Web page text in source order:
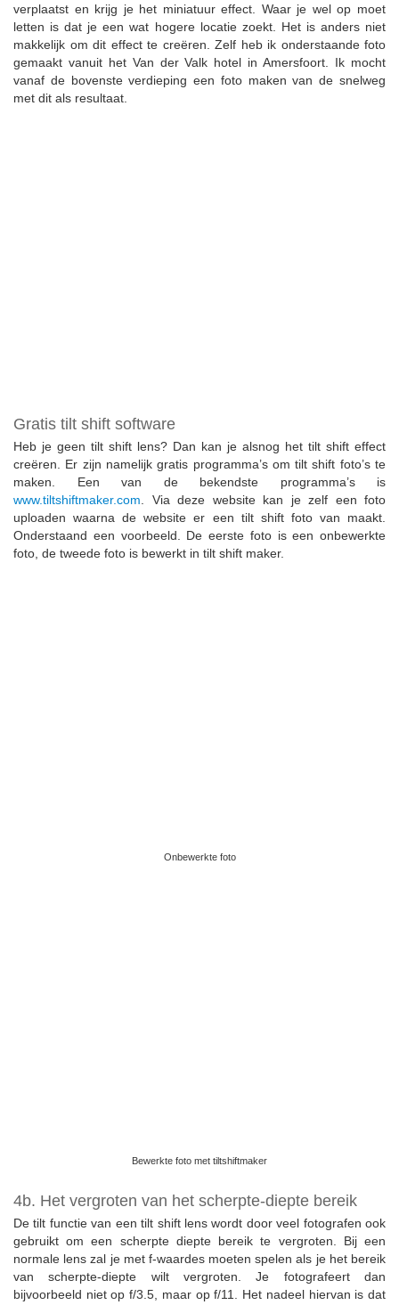
verplaatst en krijg je het miniatuur effect. Waar je wel op moet
letten is dat je een wat hogere locatie zoekt. Het is anders niet
makkelijk om dit effect te creëren. Zelf heb ik onderstaande foto
gemaakt vanuit het Van der Valk hotel in Amersfoort. Ik mocht
vanaf de bovenste verdieping een foto maken van de snelweg
met dit als resultaat.
Gratis tilt shift software
Heb je geen tilt shift lens? Dan kan je alsnog het tilt shift effect
creëren. Er zijn namelijk gratis programma’s om tilt shift foto’s te
maken. Een van de bekendste programma’s is
www.tiltshiftmaker.com . Via deze website kan je zelf een foto
uploaden waarna de website er een tilt shift foto van maakt.
Onderstaand een voorbeeld. De eerste foto is een onbewerkte
foto, de tweede foto is bewerkt in tilt shift maker.
Onbewerkte foto
Bewerkte foto met tiltshiftmaker
4b. Het vergroten van het scherpte-diepte bereik
De tilt functie van een tilt shift lens wordt door veel fotografen ook
gebruikt om een scherpte diepte bereik te vergroten. Bij een
normale lens zal je met f-waardes moeten spelen als je het bereik
van scherpte-diepte wilt vergroten. Je fotografeert dan
bijvoorbeeld niet op f/3.5, maar op f/11. Het nadeel hiervan is dat